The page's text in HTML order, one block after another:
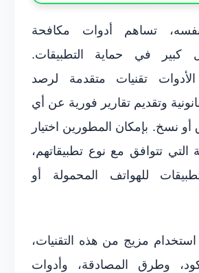
تساهم أدوات مكافحة
كبير في حماية التطبيقات.
تقنيات متقدمة لرصد
وتقديم تقارير فورية عن أي
أو نسخ. بإمكان المطورين اختيار
التي تتوافق مع نوع تطبيقاتهم،
للهواتف المحمولة أو
استخدام مزيج من هذه التقنيات،
وطرق المصادقة، وأدوات